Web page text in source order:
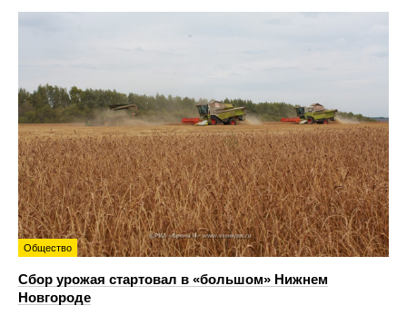
Общество
Сбор урожая стартовал в «большом» Нижнем
Новгороде